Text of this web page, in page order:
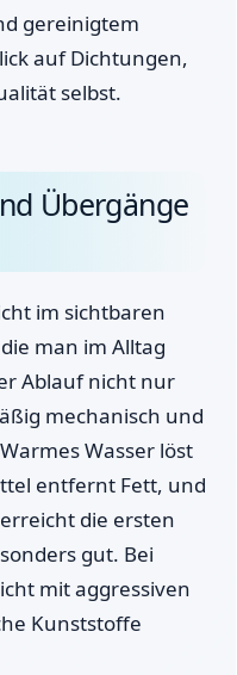
gereinigtem
auf Dichtungen,
selbst.
Übergänge
im sichtbaren
man im Alltag
Ablauf nicht nur
mechanisch und
Wasser löst
entfernt Fett, und
die ersten
gut. Bei
mit aggressiven
Kunststoffe